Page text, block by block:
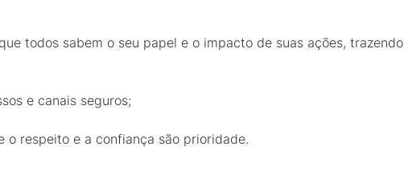
todos sabem o seu papel e o impacto de suas ações, trazendo
e canais seguros;
o respeito e a confiança são prioridade.